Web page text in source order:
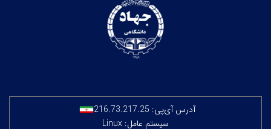
آدرس آی‌پی: 216.73.217.25
سیستم عامل: Linux